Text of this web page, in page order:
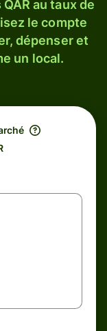
au taux de
le compte
dépenser et
un local.